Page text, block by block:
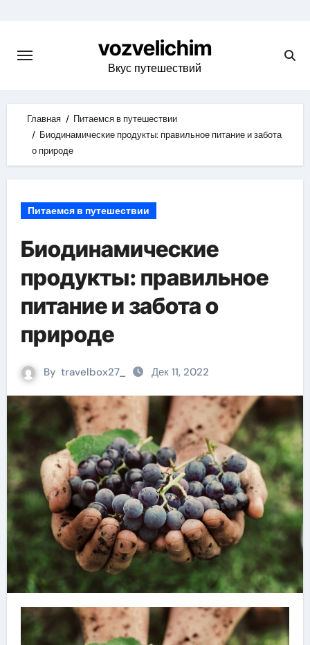
content
vozvelichim
Вкус путешествий
Главная
Питаемся в путешествии
Биодинамические продукты: правильное питание и забота
о природе
Питаемся в путешествии
Биодинамические
продукты: правильное
питание и забота о
природе
By travelbox27_ Дек 11, 2022